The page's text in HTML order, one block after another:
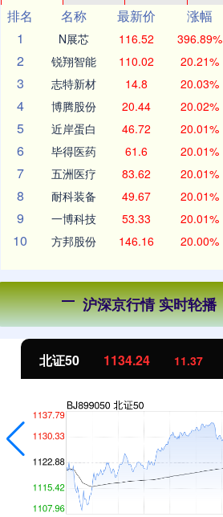
排名
名称 最新价 涨幅
1
N展芯 116.52 396.89%
2 锐翔智能 110.02 20.21%
3 志特新材 14.8 20.03%
4 博腾股份 20.44 20.02%
5 近岸蛋白 46.72 20.01%
6 毕得医药 61.6 20.01%
7 五洲医疗 83.62 20.01%
8 耐科装备 49.67 20.01%
9 一博科技 53.33 20.01%
10 方邦股份 146.16 20.00%
沪深京行情 实时轮播
北证50 1134.24 11.37